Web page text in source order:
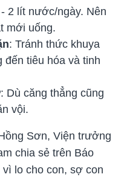
2 lít nước/ngày. Nên
mới uống.
: Tránh thức khuya
đến tiêu hóa và tinh
: Dù căng thẳng cũng
vội.
Sơn, Viện trưởng
chia sẻ trên Báo
lo cho con, sợ con